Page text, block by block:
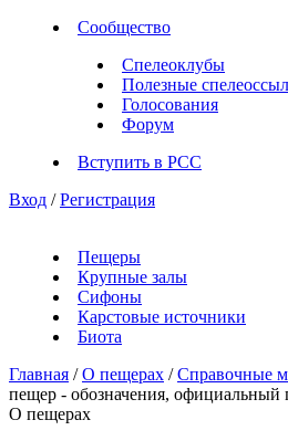
Сообщество
Спелеоклубы
Полезные
Голосования
Форум
Вступить в РСС
Вход / Регистрация
Пещеры
Крупные залы
Сифоны
Карстовые источники
Биота
Главная / О пещерах / Справочные
пещер - обозначения, официальный
О пещерах